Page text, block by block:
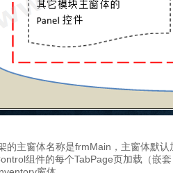
的主窗体名称是frmMain，主窗体默
组件的每个TabPage页加载（嵌